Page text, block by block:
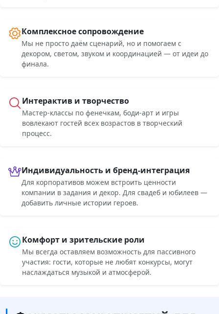
Комплексное сопровождение
Мы не просто даём сценарий, но и помогаем с
декором, светом, звуком и координацией — от идеи до
финала.
Интерактив и творчество
Мастер-классы по фенечкам, боди-арт и игры
вовлекают гостей всех возрастов в творческий
процесс.
Индивидуальность и бренд-интеграция
Для корпоративов можем встроить ценности
компании в задания и декор. Для свадеб и юбилеев —
добавить личные истории героев.
Комфорт и зрительские роли
Мы всегда оставляем возможность для пассивного
участия: гости, которые не любят конкурсы, могут
наслаждаться музыкой и атмосферой.